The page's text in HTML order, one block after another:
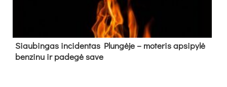
Siau­bin­gas in­ci­den­tas Plun­gė­je – mo­te­ris ap­si­py­lė
ben­zi­nu ir pa­de­gė sa­ve